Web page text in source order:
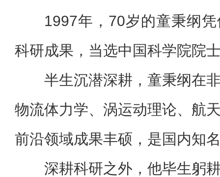
1997年，70岁的童秉纲
科研成果，当选中国科学院院
半生沉潜深耕，童秉纲在
物流体力学、涡运动理论、航
前沿领域成果丰硕，是国内知
深耕科研之外，他毕生躬